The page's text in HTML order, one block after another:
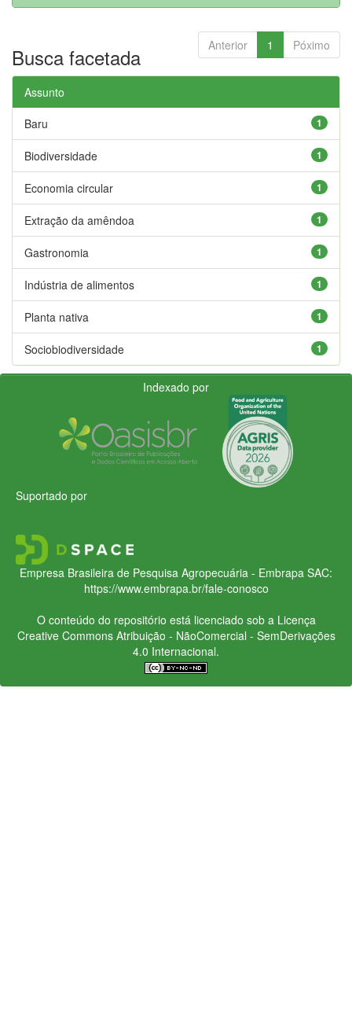
Anterior 1 Póximo
Busca facetada
Assunto
1
Baru
1
Biodiversidade
1
Economia circular
1
Extração da amêndoa
1
Gastronomia
1
Indústria de alimentos
1
Planta nativa
1
Sociobiodiversidade
Indexado por
Suportado por
Empresa Brasileira de Pesquisa Agropecuária - Embrapa SAC:
https://www.embrapa.br/fale-conosco
O conteúdo do repositório está licenciado sob a Licença
Creative CommonsAtribuição - NãoComercial - SemDerivações
4.0 Internacional.